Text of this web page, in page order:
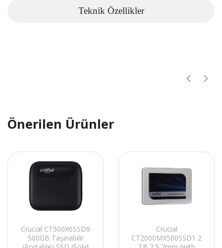
Teknik Özellikler
Önerilen Ürünler
Crucial CT500X6SSD9
500GB Taşınabilir
Crucial
CT2000MX500SSD1 2